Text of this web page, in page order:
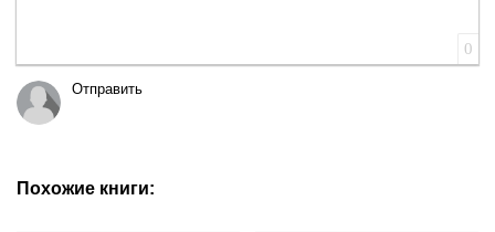
0
Отправить
Похожие книги: